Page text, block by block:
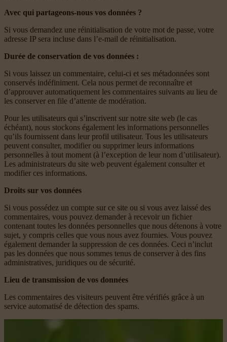
Avec qui partageons-nous vos données ?
Si vous demandez une réinitialisation de votre mot de passe, votre
adresse IP sera incluse dans l’e-mail de réinitialisation.
Durée de conservation de vos données :
Si vous laissez un commentaire, celui-ci et ses métadonnées sont
conservés indéfiniment. Cela nous permet de reconnaître et
d’approuver automatiquement les commentaires suivants au lieu de
les conserver en file d’attente de modération.
Pour les utilisateurs qui s’inscrivent sur notre site web (le cas
échéant), nous stockons également les informations personnelles
qu’ils fournissent dans leur profil utilisateur. Tous les utilisateurs
peuvent consulter, modifier ou supprimer leurs informations
personnelles à tout moment (à l’exception de leur nom d’utilisateur).
Les administrateurs du site web peuvent également consulter et
modifier ces informations.
Droits sur vos données
Si vous possédez un compte sur ce site ou si vous avez laissé des
commentaires, vous pouvez demander à recevoir un fichier
contenant toutes les données personnelles que nous détenons à votre
sujet, y compris celles que vous nous avez fournies. Vous pouvez
également demander la suppression de ces données. Ceci n’inclut
pas les données que nous sommes tenus de conserver à des fins
administratives, juridiques ou de sécurité.
Lieu de transmission de vos données
Les commentaires des visiteurs peuvent être vérifiés grâce à un
service automatisé de détection des spams.